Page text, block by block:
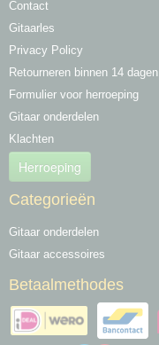
Contact
Gitaarles
Privacy Policy
Retourneren binnen 14 dagen
Formulier voor herroeping
Gitaar onderdelen
Klachten
Herroeping
Categorieën
Gitaar onderdelen
Gitaar accessoires
Betaalmethodes